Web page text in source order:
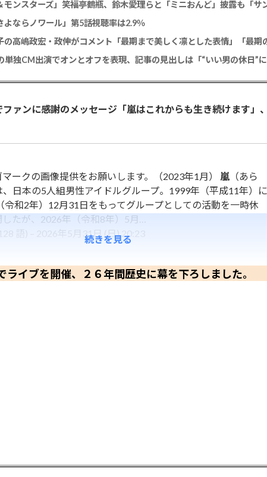
ならノワール」第5話視聴率は2.9％
ァンに感謝のメッセージ「嵐はこれからも生き続けます」
ークの画像提供をお願いします。（2023年1月） 嵐 （あら
、日本の5人組男性アイドルグループ。1999年（平成11年）に
令和2年）12月31日をもってグループとしての活動を一時休
たが、2026年（令和8年）5月…
語) – 2026年5月31日 (日) 20:23
イブを開催、２６年間歴史に幕を下ろしました。
続きを見る